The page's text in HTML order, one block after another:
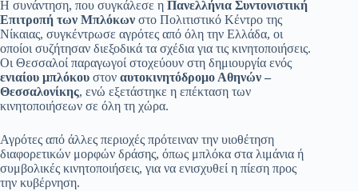
Η συνάντηση, που συγκάλεσε η Πανελλήνια Συντονιστική
Επιτροπή των Μπλόκων στο Πολιτιστικό Κέντρο της
Νίκαιας, συγκέντρωσε αγρότες από όλη την Ελλάδα, οι
οποίοι συζήτησαν διεξοδικά τα σχέδια για τις κινητοποιήσεις.
Οι Θεσσαλοί παραγωγοί στοχεύουν στη δημιουργία ενός
ενιαίου μπλόκου στον αυτοκινητόδρομο Αθηνών –
Θεσσαλονίκης, ενώ εξετάστηκε η επέκταση των
κινητοποιήσεων σε όλη τη χώρα.
Αγρότες από άλλες περιοχές πρότειναν την υιοθέτηση
διαφορετικών μορφών δράσης, όπως μπλόκα στα λιμάνια ή
συμβολικές κινητοποιήσεις, για να ενισχυθεί η πίεση προς
την κυβέρνηση.